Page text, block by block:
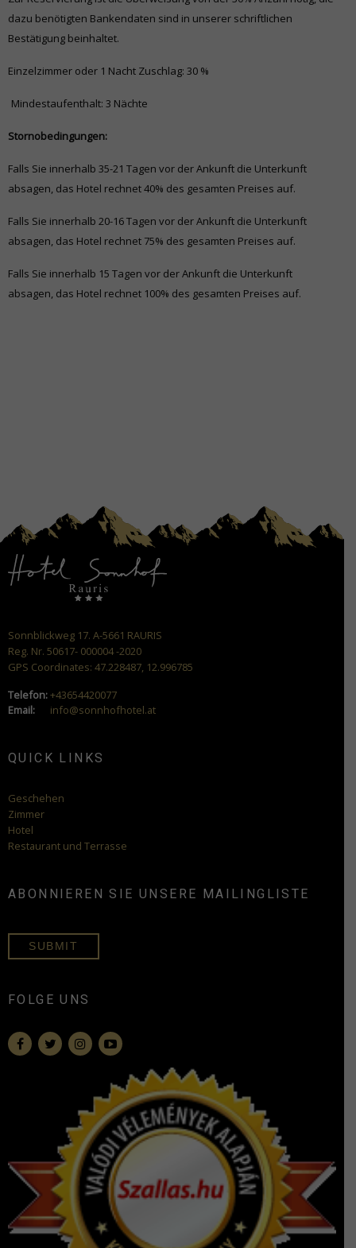
dazu benötigten Bankendaten sind in unserer schriftlichen
Bestätigung beinhaltet.
Einzelzimmer oder 1 Nacht Zuschlag: 30 %
Mindestaufenthalt: 3 Nächte
Stornobedingungen:
Falls Sie innerhalb 35-21 Tagen vor der Ankunft die Unterkunft
absagen, das Hotel rechnet 40% des gesamten Preises auf.
Falls Sie innerhalb 20-16 Tagen vor der Ankunft die Unterkunft
absagen, das Hotel rechnet 75% des gesamten Preises auf.
Falls Sie innerhalb 15 Tagen vor der Ankunft die Unterkunft
absagen, das Hotel rechnet 100% des gesamten Preises auf.
Sonnblickweg 17. A-5661 RAURIS
Reg. Nr. 50617- 000004 -2020
GPS Coordinates: 47.228487, 12.996785
Telefon:+43654420077
Email:
info@sonnhofhotel.at
QUICK LINKS
Geschehen
Zimmer
Hotel
Restaurant und Terrasse
ABONNIEREN SIE UNSERE MAILINGLISTE
SUBMIT
FOLGE UNS